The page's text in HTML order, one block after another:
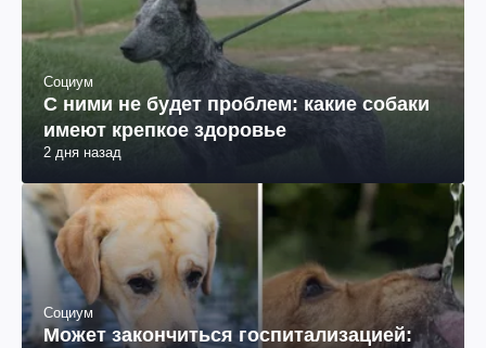
Социум
С ними не будет проблем: какие собаки
имеют крепкое здоровье
2 дня назад
Социум
Может закончиться госпитализацией: